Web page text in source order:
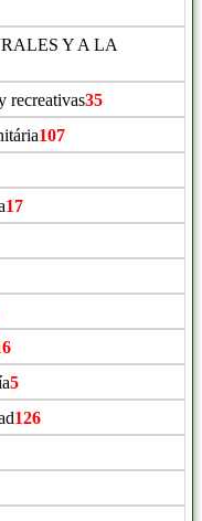
Y A LA
recreativas35
107
17
5
126